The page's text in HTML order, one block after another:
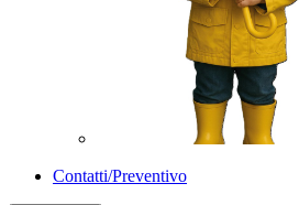
Contatti/Preventivo